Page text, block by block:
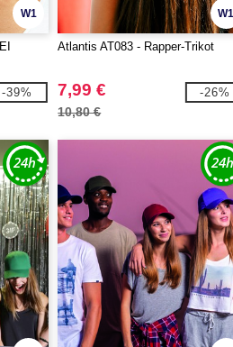
W1
-39%
W1
Atlantis AT083 - Rapper-Trikot
7,99 €
10,80 €
-26%